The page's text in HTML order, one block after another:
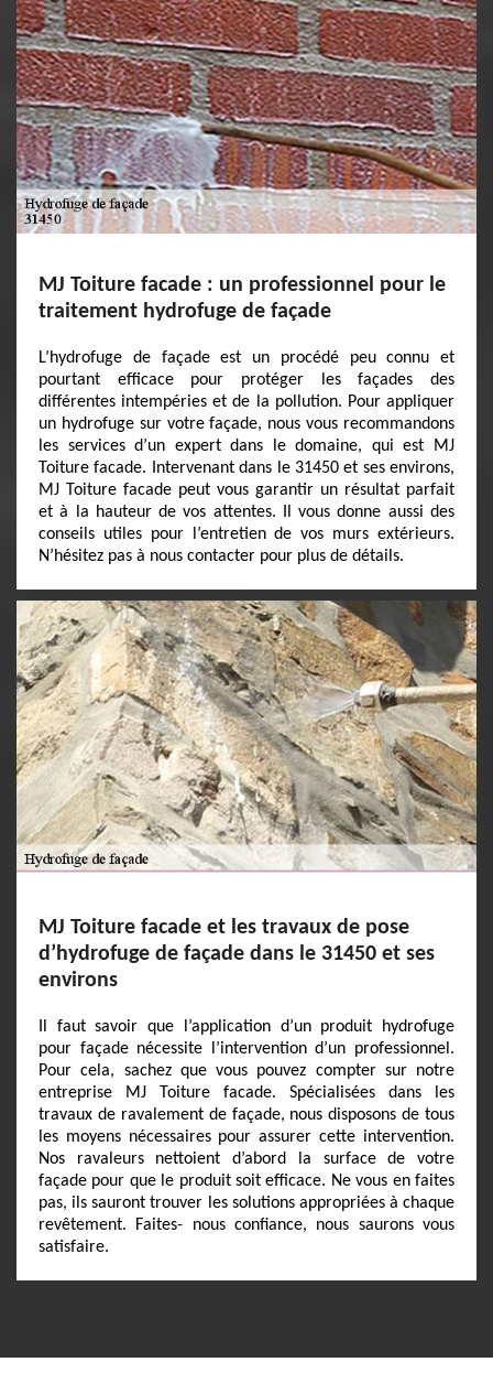
MJ Toiture facade : un professionnel pour le
traitement hydrofuge de façade
L’hydrofuge de façade est un procédé peu connu et
pourtant efficace pour protéger les façades des
différentes intempéries et de la pollution. Pour appliquer
un hydrofuge sur votre façade, nous vous recommandons
les services d’un expert dans le domaine, qui est MJ
Toiture facade. Intervenant dans le 31450 et ses environs,
MJ Toiture facade peut vous garantir un résultat parfait
et à la hauteur de vos attentes. Il vous donne aussi des
conseils utiles pour l’entretien de vos murs extérieurs.
N’hésitez pas à nous contacter pour plus de détails.
MJ Toiture facade et les travaux de pose
d’hydrofuge de façade dans le 31450 et ses
environs
Il faut savoir que l’application d’un produit hydrofuge
pour façade nécessite l’intervention d’un professionnel.
Pour cela, sachez que vous pouvez compter sur notre
entreprise MJ Toiture facade. Spécialisées dans les
travaux de ravalement de façade, nous disposons de tous
les moyens nécessaires pour assurer cette intervention.
Nos ravaleurs nettoient d’abord la surface de votre
façade pour que le produit soit efficace. Ne vous en faites
pas, ils sauront trouver les solutions appropriées à chaque
revêtement. Faites- nous confiance, nous saurons vous
satisfaire.